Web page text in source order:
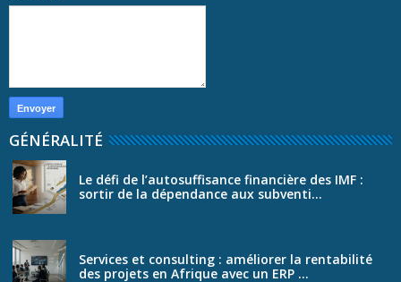
GÉNÉRALITÉ
Le défi de l’autosuffisance financière des IMF :
sortir de la dépendance aux subventi...
Services et consulting : améliorer la rentabilité
des projets en Afrique avec un ERP ...